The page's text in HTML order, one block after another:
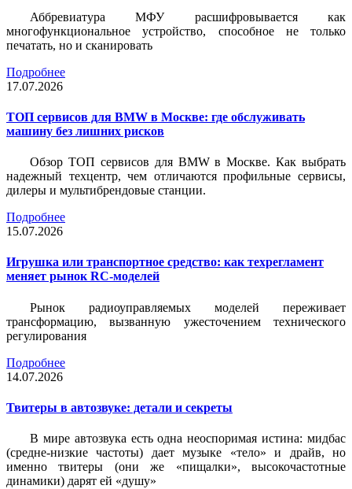
Аббревиатура МФУ расшифровывается как
многофункциональное устройство, способное не только
печатать, но и сканировать
Подробнее
17.07.2026
ТОП сервисов для BMW в Москве: где обслуживать
машину без лишних рисков
Обзор ТОП сервисов для BMW в Москве. Как выбрать
надежный техцентр, чем отличаются профильные сервисы,
дилеры и мультибрендовые станции.
Подробнее
15.07.2026
Игрушка или транспортное средство: как техрегламент
меняет рынок RC-моделей
Рынок радиоуправляемых моделей переживает
трансформацию, вызванную ужесточением технического
регулирования
Подробнее
14.07.2026
Твитеры в автозвуке: детали и секреты
В мире автозвука есть одна неоспоримая истина: мидбас
(средне-низкие частоты) дает музыке «тело» и драйв, но
именно твитеры (они же «пищалки», высокочастотные
динамики) дарят ей «душу»